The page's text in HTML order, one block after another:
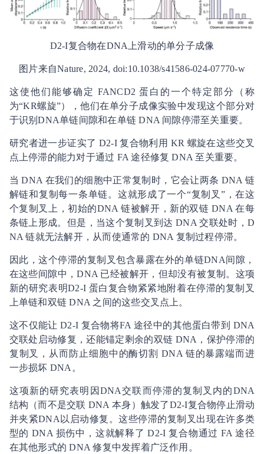
D2-I复合物在DNA上滑动的单分子成像
图片来自Nature, 2024, doi:10.1038/s41586-024-07770-w
这使他们能够确定 FANCD2 蛋白的一个特定部分（称
为“KR螺旋”），他们在单分子成像实验中发现这个部分对
于识别DNA单链间隙和在单链 DNA 间隙停滞至关重要。
研究者进一步证实了 D2-I 复合物利用 KR 螺旋在这些交叉
点上停滞的能力对于通过 FA 途径修复 DNA 至关重要。
当 DNA 在我们的细胞中正常复制时，它会让两条 DNA 链
解链和复制每一条单链。这就形成了一个“复制叉”，在这
个复制叉上，初始的DNA 链被解开，新的双链 DNA 在每
条链上形成。但是，当这个复制叉到达 DNA 交联处时，D
NA 链就无法解开，从而使通常的 DNA 复制过程停滞。
因此，这个停滞的复制叉包含暴露在外的单链DNA间隙，
在这些间隙中，DNA 已经被解开，但却没有被复制。这项
新的研究表明D2-I 蛋白复合物紧紧地附着在停滞的复制叉
上单链和双链 DNA 之间的这些交叉点上。
这不仅能让 D2-I 复合物将FA 途径中的其他蛋白带到 DNA
交联处启动修复，还能锚定剩余的双链 DNA，保护停滞的
复制叉，从而防止细胞中的酶切割 DNA 链的暴露端而进
一步损坏 DNA。
这项新的研究表明因DNA交联而停滞的复制叉内的DNA
结构（而不是交联 DNA 本身）触发了D2-I复合物停止滑动
并夹紧DNA以启动修复。这些停滞的复制叉出现在许多类
型的 DNA 损伤中，这就解释了 D2-I 复合物通过 FA 途径
在其他形式的 DNA 修复中发挥着广泛作用。